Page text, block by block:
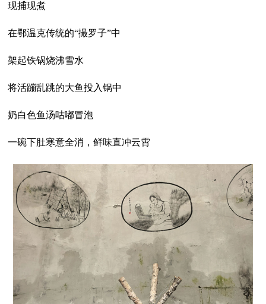
现捕现煮
在鄂温克传统的“撮罗子”中
架起铁锅烧沸雪水
将活蹦乱跳的大鱼投入锅中
奶白色鱼汤咕嘟冒泡
一碗下肚寒意全消，鲜味直冲云霄